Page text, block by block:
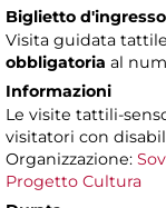
Biglietto d'ingresso
Visita guidata
obbligatoria al
Informazioni
Le visite tattili-
visitatori con
Organizzazione:
Progetto Cultura